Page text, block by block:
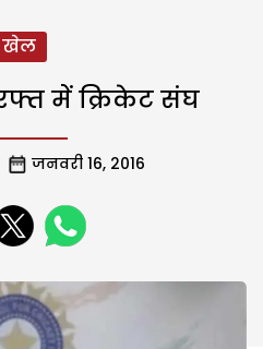
खेल
में क्रिकेट संघ
जनवरी 16, 2016